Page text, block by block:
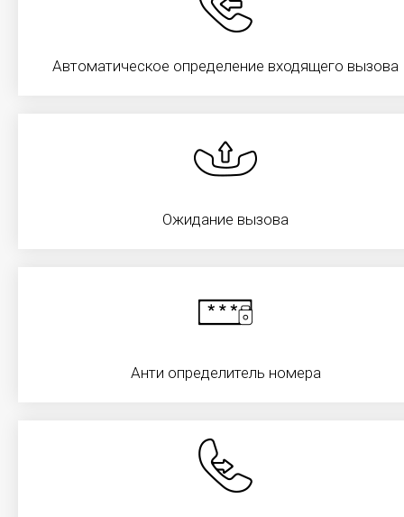
Автоматическое определение входящего вызова
Ожидание вызова
Анти определитель номера
себя полноценное оснащение компьютерной
орг.техникой (моноблоки, ноутбуки, ПК и
сервиса печати и технической поддержкой
сотрудников, сервисов и систем
Подробнее
Телефония